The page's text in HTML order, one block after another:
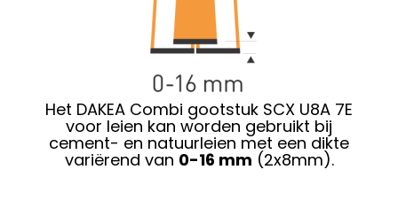
Het DAKEA Combi gootstuk SCX U8A 7E
voor leien kan worden gebruikt bij
cement- en natuurleien met een dikte
variërend van 0-16 mm (2x8mm).